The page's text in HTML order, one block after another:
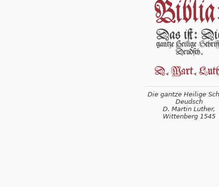
Die gantze Heilige
Deudsch
D. Martin Luther,
Wittenberg 1545